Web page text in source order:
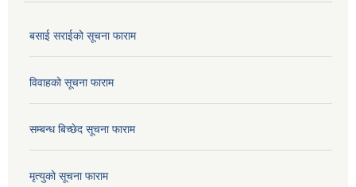
बसाई सराईको सूचना फाराम
विवाहको सूचना फाराम
सम्बन्ध बिच्छेद सूचना फाराम
मृत्युको सूचना फाराम